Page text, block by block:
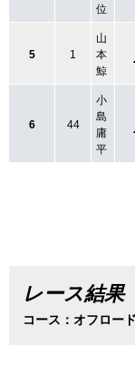
位
5 1
山
本
鯨
6 44
小
島
庸
平
レース結果
コース：オフロー